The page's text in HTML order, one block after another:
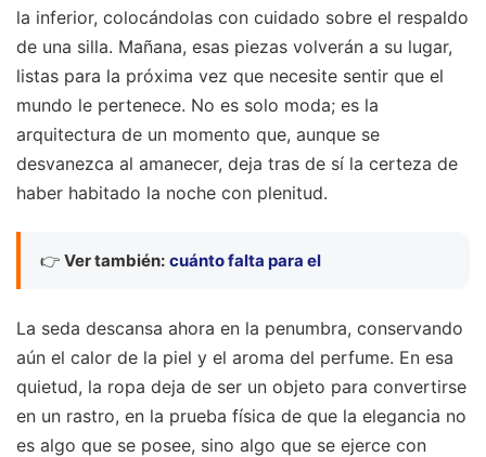
la inferior, colocándolas con cuidado sobre el respaldo
de una silla. Mañana, esas piezas volverán a su lugar,
listas para la próxima vez que necesite sentir que el
mundo le pertenece. No es solo moda; es la
arquitectura de un momento que, aunque se
desvanezca al amanecer, deja tras de sí la certeza de
haber habitado la noche con plenitud.
👉 Ver también: cuánto falta para el
La seda descansa ahora en la penumbra, conservando
aún el calor de la piel y el aroma del perfume. En esa
quietud, la ropa deja de ser un objeto para convertirse
en un rastro, en la prueba física de que la elegancia no
es algo que se posee, sino algo que se ejerce con